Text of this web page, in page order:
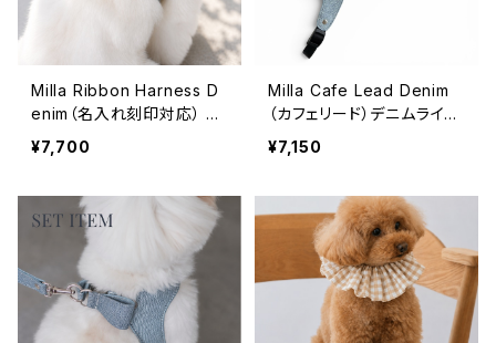
Milla Ribbon Harness D
enim（名入れ刻印対応） バ
ックリボンハーネス/ブルー
¥7,700
Milla Cafe Lead Denim
（カフェリード）デニムライ
ク ブルー
¥7,150